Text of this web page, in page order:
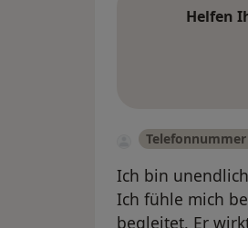
Helfen
Ich bin
Ich fühle mich
begleitet. Er